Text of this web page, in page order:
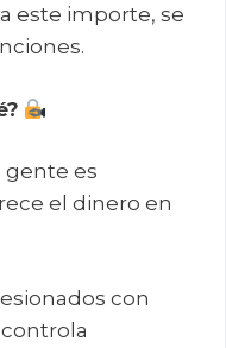
este importe, se
gente es
el dinero en
con